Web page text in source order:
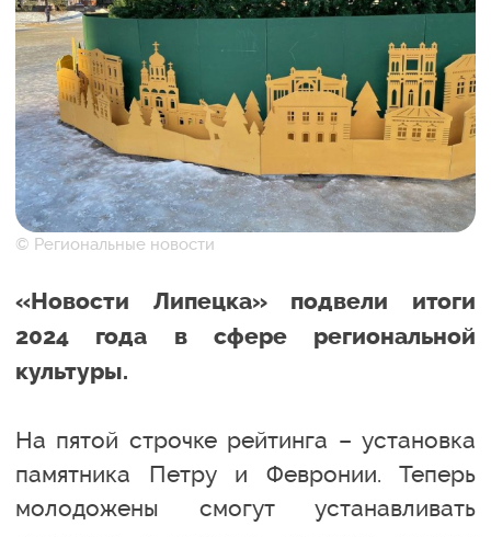
© Региональные новости
«Новости Липецка» подвели итоги
2024 года в сфере региональной
культуры.
На пятой строчке рейтинга – установка
памятника Петру и Февронии. Теперь
молодожены смогут устанавливать